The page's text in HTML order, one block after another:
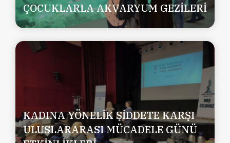
ÇOCUKLARLA AKVARYUM GEZİLERİ
KADINA YÖNELİK ŞİDDETE KARŞI
ULUSLARARASI MÜCADELE GÜNÜ